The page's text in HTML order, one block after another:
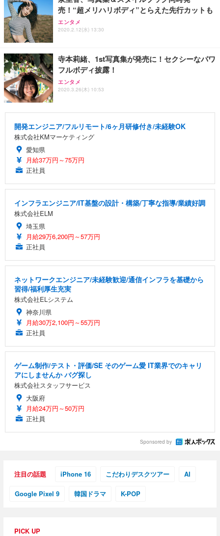
売！“超メリハリボディ”とらえた先行カットも
エンタメ
2020.2.12(水) 13:30
寺本莉緒、1st写真集が発売に！セクシーなパワ
フルボディ披露！
エンタメ
2020.3.26(木) 10:53
開発エンジニア/フルリモート/6ヶ月研修付き/未経験OK
株式会社KMマーケティング
愛知県
月給37万円～75万円
正社員
インフラエンジニア/IT基盤の設計・構築/丁寧な指導/業績好調
株式会社ELM
埼玉県
月給29万6,200円～57万円
正社員
ネットワークエンジニア/未経験歓迎/通信インフラを基礎から
習得/福利厚生充実
株式会社ELシステム
神奈川県
月給30万2,100円～55万円
正社員
ゲーム制作/テスト・評価/SE そのゲーム愛 IT業界でのキャリ
アにしませんか バグ探し
株式会社スタッフサービス
大阪府
月給24万円～50万円
正社員
Sponsored by
注目の話題 iPhone 16 こだわりデスクツアー AI
Google Pixel 9 韓国ドラマ K-POP
PICK UP